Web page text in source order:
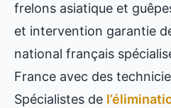
frelons asiatique et
et intervention garantie
national français
France avec des
Spécialistes de